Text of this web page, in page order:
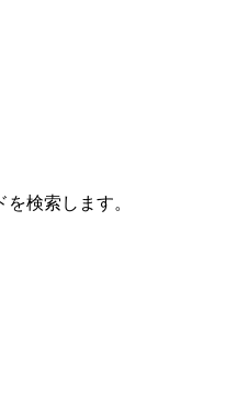
検索します。